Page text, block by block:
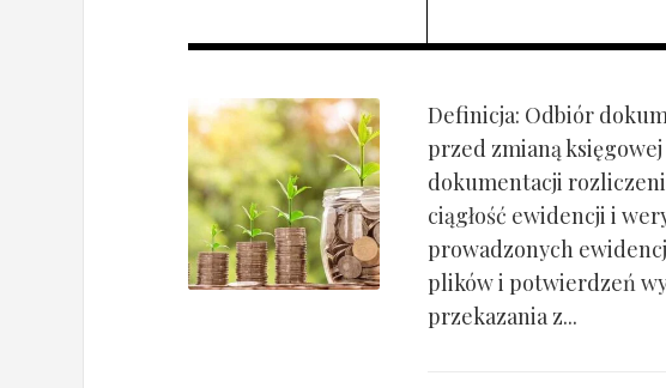
Definicja: Odbiór
przed zmianą
dokumentacji
ciągłość ewidencji i
prowadzonych
plików i potwierdzeń
przekazania z...